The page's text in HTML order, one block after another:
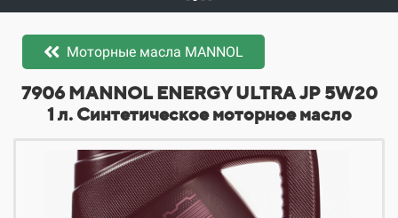
Моторные масла MANNOL
​​​​7906 MANNOL ENERGY ULTRA JP 5W20
1 л. Синтетическое моторное масло